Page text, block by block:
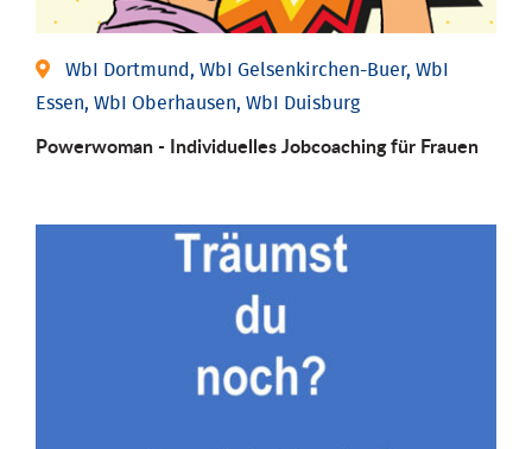
WbI Dortmund, WbI Gelsenkirchen-Buer, WbI
Essen, WbI Oberhausen, WbI Duisburg
Powerwoman - Individu­elles Job­coaching für Frauen